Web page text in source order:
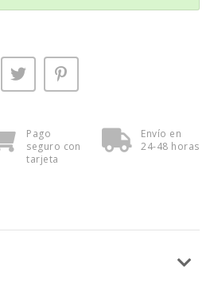
Pago
seguro con
tarjeta
Envío en
24-48 horas